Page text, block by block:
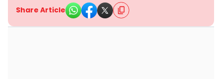
Share Article